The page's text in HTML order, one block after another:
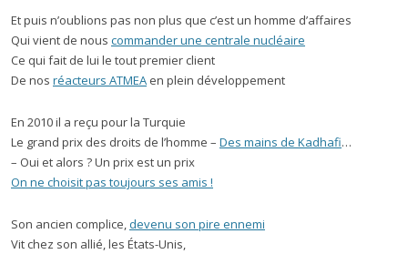
Et puis n’oublions pas non plus que c’est un homme d’affaires
Qui vient de nous commander une centrale nucléaire
Ce qui fait de lui le tout premier client
De nos réacteurs ATMEA en plein développement
En 2010 il a reçu pour la Turquie
Le grand prix des droits de l’homme – Des mains de Kadhafi…
– Oui et alors ? Un prix est un prix
On ne choisit pas toujours ses amis !
Son ancien complice,devenu son pire ennemi
Vit chez son allié, les États-Unis,